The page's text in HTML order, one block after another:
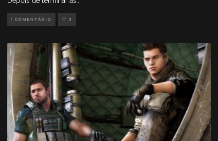
1 COMENTÁRIO 3